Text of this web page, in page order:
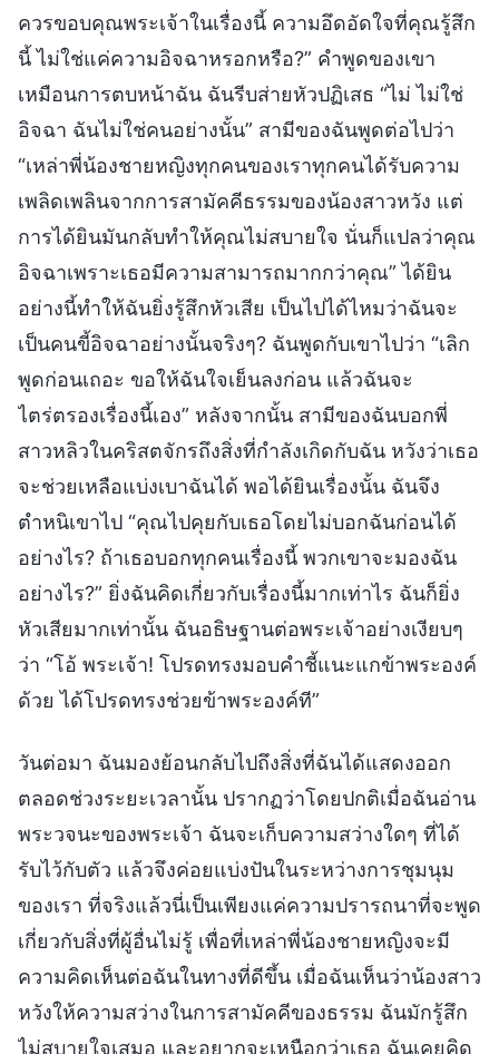
ควรขอบคุณพระเจ้าในเรื่องนี้ ความอึดอัดใจที่คุณรู้สึก
นี้ ไม่ใช่แค่ความอิจฉาหรอกหรือ?” คำพูดของเขา
เหมือนการตบหน้าฉัน ฉันรีบส่ายหัวปฏิเสธ “ไม่ ไม่ใช่
อิจฉา ฉันไม่ใช่คนอย่างนั้น” สามีของฉันพูดต่อไปว่า
“เหล่าพี่น้องชายหญิงทุกคนของเราทุกคนได้รับความ
เพลิดเพลินจากการสามัคคีธรรมของน้องสาวหวัง แต่
การได้ยินมันกลับทำให้คุณไม่สบายใจ นั่นก็แปลว่าคุณ
อิจฉาเพราะเธอมีความสามารถมากกว่าคุณ” ได้ยิน
อย่างนี้ทำให้ฉันยิ่งรู้สึกหัวเสีย เป็นไปได้ไหมว่าฉันจะ
เป็นคนขี้อิจฉาอย่างนั้นจริงๆ? ฉันพูดกับเขาไปว่า “เลิก
พูดก่อนเถอะ ขอให้ฉันใจเย็นลงก่อน แล้วฉันจะ
ไตร่ตรองเรื่องนี้เอง” หลังจากนั้น สามีของฉันบอกพี่
สาวหลิวในคริสตจักรถึงสิ่งที่กำลังเกิดกับฉัน หวังว่าเธอ
จะช่วยเหลือแบ่งเบาฉันได้ พอได้ยินเรื่องนั้น ฉันจึง
ตำหนิเขาไป “คุณไปคุยกับเธอโดยไม่บอกฉันก่อนได้
อย่างไร? ถ้าเธอบอกทุกคนเรื่องนี้ พวกเขาจะมองฉัน
อย่างไร?” ยิ่งฉันคิดเกี่ยวกับเรื่องนี้มากเท่าไร ฉันก็ยิ่ง
หัวเสียมากเท่านั้น ฉันอธิษฐานต่อพระเจ้าอย่างเงียบๆ
ว่า “โอ้ พระเจ้า! โปรดทรงมอบคำชี้แนะแกข้าพระองค์
ด้วย ได้โปรดทรงช่วยข้าพระองค์ที”
วันต่อมา ฉันมองย้อนกลับไปถึงสิ่งที่ฉันได้แสดงออก
ตลอดช่วงระยะเวลานั้น ปรากฏว่าโดยปกติเมื่อฉันอ่าน
พระวจนะของพระเจ้า ฉันจะเก็บความสว่างใดๆ ที่ได้
รับไว้กับตัว แล้วจึงค่อยแบ่งปันในระหว่างการชุมนุม
ของเรา ที่จริงแล้วนี่เป็นเพียงแค่ความปรารถนาที่จะพูด
เกี่ยวกับสิ่งที่ผู้อื่นไม่รู้ เพื่อที่เหล่าพี่น้องชายหญิงจะมี
ความคิดเห็นต่อฉันในทางที่ดีขึ้น เมื่อฉันเห็นว่าน้องสาว
หวังให้ความสว่างในการสามัคคีของธรรม ฉันมักรู้สึก
ไม่สบายใจเสมอ และอยากจะเหนือกว่าเธอ ฉันเคยคิด